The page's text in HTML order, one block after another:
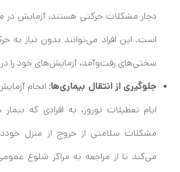
دچار مشکلات حرکتی هستند، آزمایش در
است. این افراد می‌توانند بدون نیاز
سختی‌های رفت‌وآمد، آزمایش‌های خود را در
جلوگیری از انتقال بیماری‌ها: انجام
ایام تعطیلات نوروز، به افرادی که
مشکلات سلامتی از خروج از منزل
می‌کند تا از مراجعه به مراکز شلوغ